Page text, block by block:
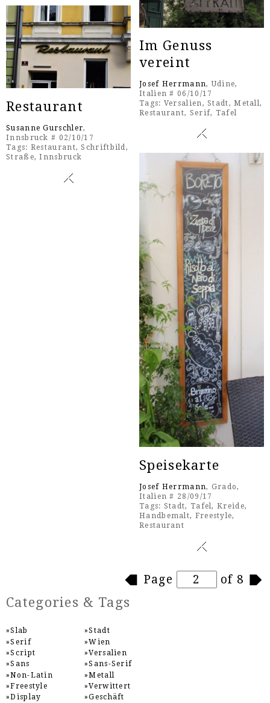
Im Genuss
vereint
Josef Herrmann, Udine,
Italien # 06/10/17
Tags: Versalien,Stadt,Metall,
Restaurant, Serif, Tafel
Restaurant
Susanne Gurschler,
Innsbruck # 02/10/17
Tags: Restaurant,Schriftbild ,
Straße,Innsbruck
Speisekarte
Josef Herrmann, Grado,
Italien # 28/09/17
Tags: Stadt, Tafel,Kreide,
Handbemalt, Freestyle,
Restaurant
Page of 8
Categories & Tags
Slab
Serif
Script
Sans
Non-Latin
Freestyle
Display
Stadt
Wien
Versalien
Sans-Serif
Metall
Verwittert
Geschäft